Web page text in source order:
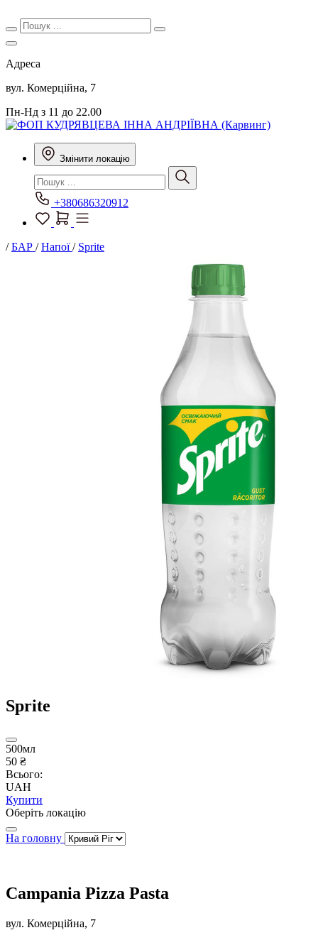
Адреса
вул. Комерційна, 7
Пн-Нд з 11 до 22.00
Змінити локацію
+380686320912
/БАР /Напої/ Sprite
Sprite
500мл
50 ₴
Всього:
UAH
Купити
Оберіть локацію
На головну
Campania Pizza Pasta
вул. Комерційна, 7